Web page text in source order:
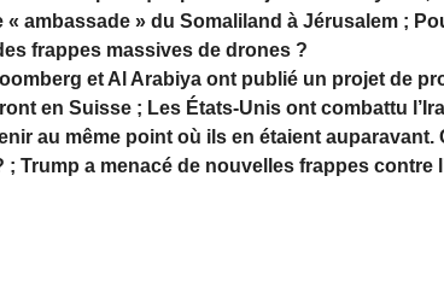
« ambassade » du Somaliland à Jérusalem ;
frappes massives de drones ?
et Al Arabiya ont publié un projet de
en Suisse ; Les États-Unis ont combattu
au même point où ils en étaient auparavant.
Trump a menacé de nouvelles frappes contre